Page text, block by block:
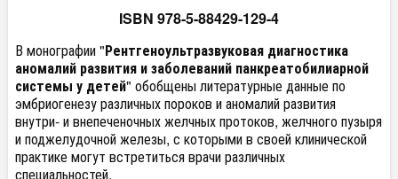
ISBN 978-5-88429-129-4
В монографии "Рентгеноультразвуковая диагностика
аномалий развития и заболеваний панкреатобилиарной
системы у детей" обобщены литературные данные по
эмбриогенезу различных пороков и аномалий развития
внутри- и внепеченочных желчных протоков, желчного пузыря
и поджелудочной железы, с которыми в своей клинической
практике могут встретиться врачи различных
специальностей.